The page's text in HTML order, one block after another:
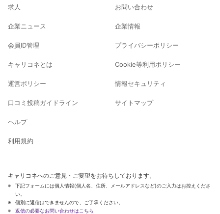
求人
企業ニュース
会員ID管理
キャリコネとは
運営ポリシー
口コミ投稿ガイドライン
ヘルプ
利用規約
お問い合わせ
企業情報
プライバシーポリシー
Cookie等利用ポリシー
情報セキュリティ
サイトマップ
キャリコネへのご意見・ご要望をお待ちしております。
下記フォームには個人情報(個人名、住所、メールアドレスなど)のご入力はお控えくださ
い。
個別に返信はできませんので、ご了承ください。
返信の必要なお問い合わせはこちら